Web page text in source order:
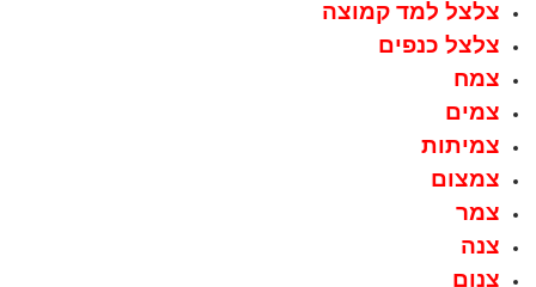
צלצל למד קמוצה
צלצל כנפים
צמח
צמים
צמיתות
צמצום
צמר
צנה
צנום